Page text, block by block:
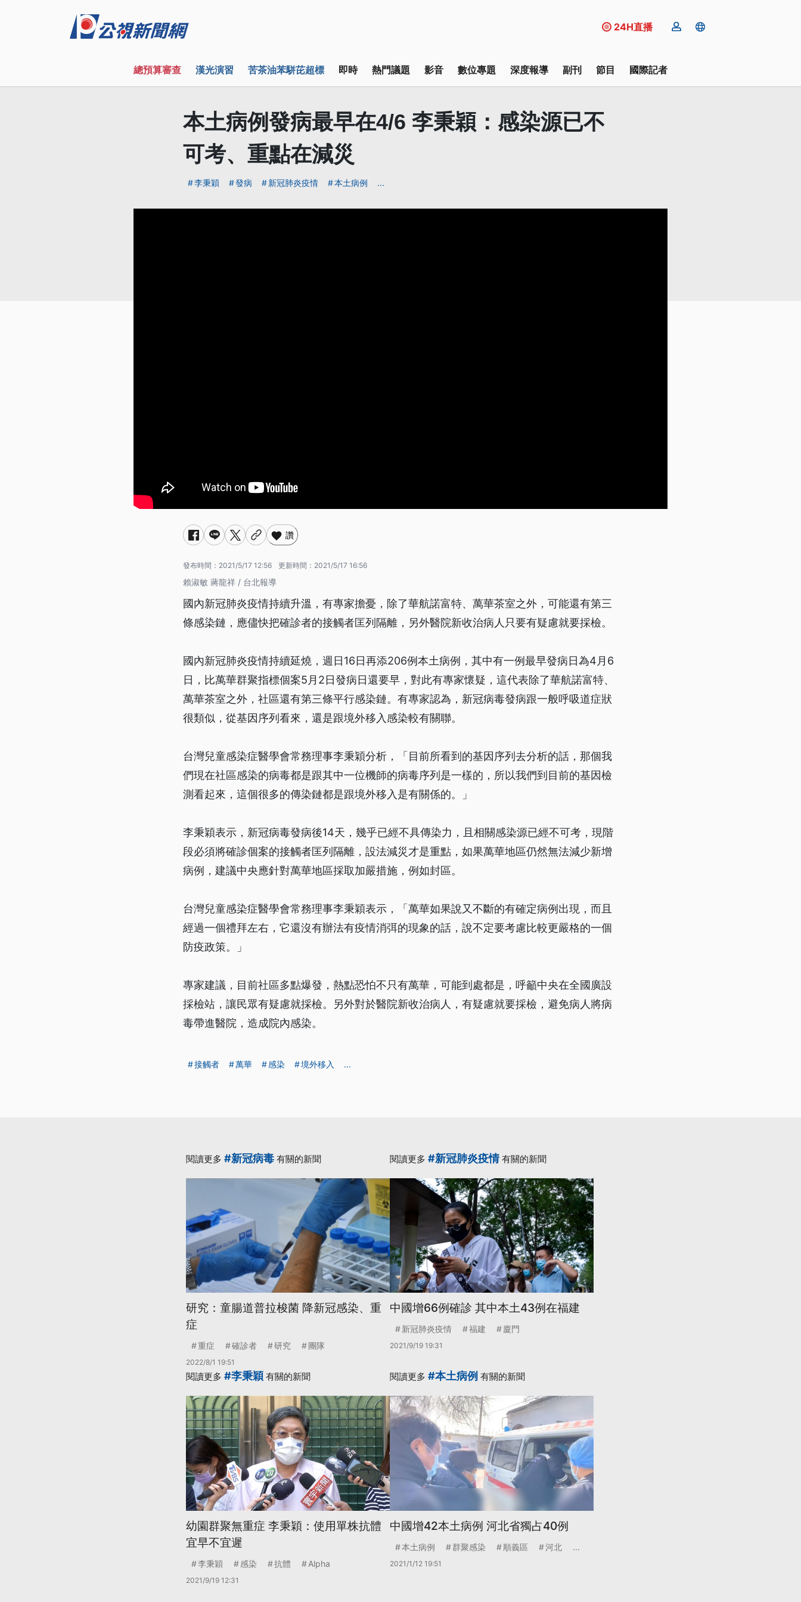
24H直播
總預算審查 漢光演習 苦茶油苯駢芘超標 即時 熱門議題 影音 數位專題 深度報導 副刊 節目 國際記者
本土病例發病最早在4/6 李秉穎：感染源已不
可考、重點在減災
李秉穎 發病 新冠肺炎疫情 本土病例 ...
讚
發布時間： 2021/5/17 12:56 更新時間： 2021/5/17 16:56
賴淑敏 蔣龍祥 / 台北報導
國內新冠肺炎疫情持續升溫，有專家擔憂，除了華航諾富特、萬華茶室之外，可能還有第三
條感染鏈，應儘快把確診者的接觸者匡列隔離，另外醫院新收治病人只要有疑慮就要採檢。
國內新冠肺炎疫情持續延燒，週日16日再添206例本土病例，其中有一例最早發病日為4月6
日，比萬華群聚指標個案5月2日發病日還要早，對此有專家懷疑，這代表除了華航諾富特、
萬華茶室之外，社區還有第三條平行感染鏈。有專家認為，新冠病毒發病跟一般呼吸道症狀
很類似，從基因序列看來，還是跟境外移入感染較有關聯。
台灣兒童感染症醫學會常務理事李秉穎分析，「目前所看到的基因序列去分析的話，那個我
們現在社區感染的病毒都是跟其中一位機師的病毒序列是一樣的，所以我們到目前的基因檢
測看起來，這個很多的傳染鏈都是跟境外移入是有關係的。」
李秉穎表示，新冠病毒發病後14天，幾乎已經不具傳染力，且相關感染源已經不可考，現階
段必須將確診個案的接觸者匡列隔離，設法減災才是重點，如果萬華地區仍然無法減少新增
病例，建議中央應針對萬華地區採取加嚴措施，例如封區。
台灣兒童感染症醫學會常務理事李秉穎表示，「萬華如果說又不斷的有確定病例出現，而且
經過一個禮拜左右，它還沒有辦法有疫情消弭的現象的話，說不定要考慮比較更嚴格的一個
防疫政策。」
專家建議，目前社區多點爆發，熱點恐怕不只有萬華，可能到處都是，呼籲中央在全國廣設
採檢站，讓民眾有疑慮就採檢。另外對於醫院新收治病人，有疑慮就要採檢，避免病人將病
毒帶進醫院，造成院內感染。
接觸者 萬華 感染 境外移入 ...
閱讀更多 #新冠病毒 有關的新聞
研究：童腸道普拉梭菌 降新冠感染、重
症
重症 確診者 研究 團隊
2022/8/1 19:51
閱讀更多 #新冠肺炎疫情有關的新聞
中國增66例確診 其中本土43例在福建
新冠肺炎疫情 福建 廈門
2021/9/19 19:31
閱讀更多 #李秉穎 有關的新聞
幼園群聚無重症 李秉穎：使用單株抗體
宜早不宜遲
李秉穎 感染 抗體 Alpha
2021/9/19 12:31
閱讀更多 #本土病例 有關的新聞
中國增42本土病例 河北省獨占40例
本土病例 群聚感染 順義區 河北 ...
2021/1/12 19:51